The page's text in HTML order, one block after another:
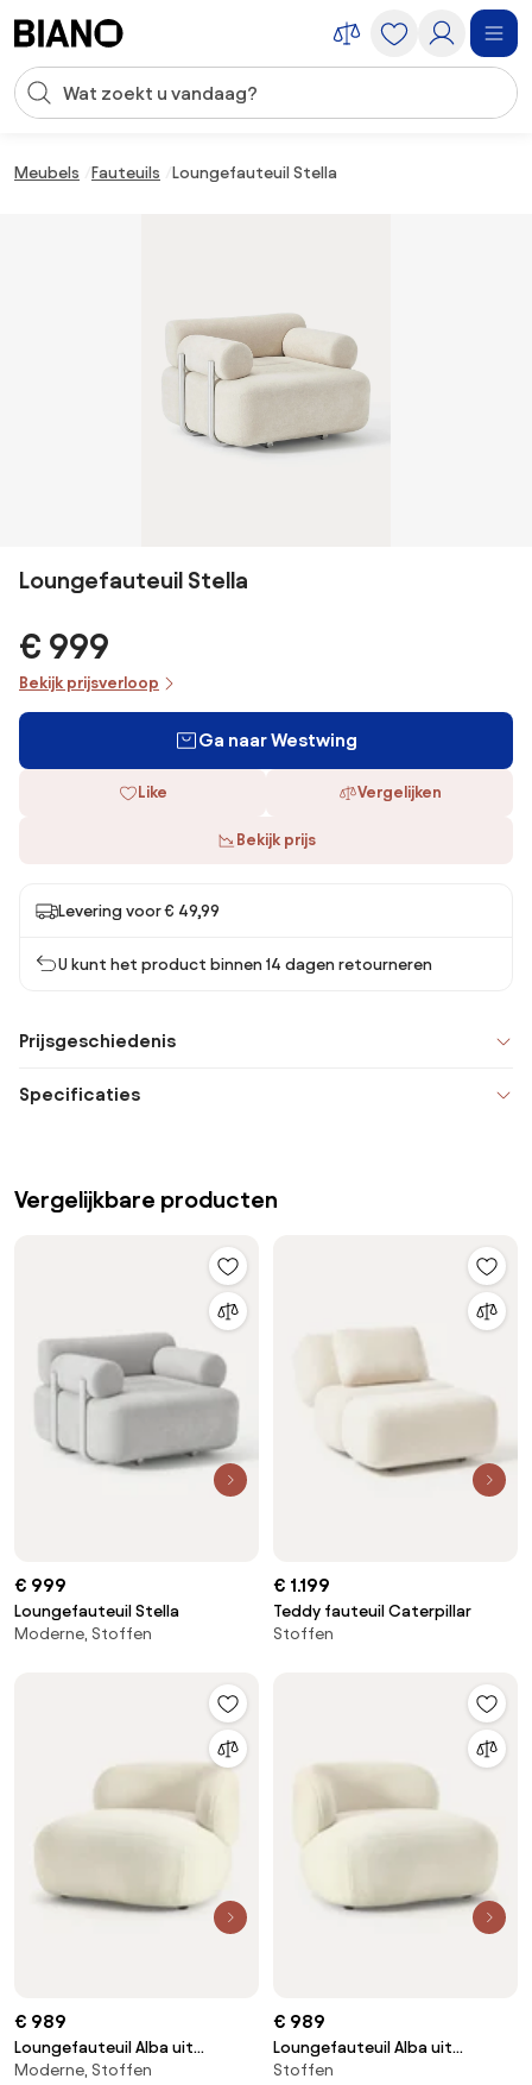
Zoekopdracht invoeren
Meubels Fauteuils Loungefauteuil Stella
Loungefauteuil Stella
€ 999
Bekijk prijsverloop
Ga naar Westwing
Like Vergelijken
Bekijk prijs
Levering voor € 49,99
U kunt het product binnen 14 dagen retourneren
Prijsgeschiedenis
Specificaties
Vergelijkbare producten
€ 999
Loungefauteuil Stella
Moderne, Stoffen
€ 1.199
Teddy fauteuil Caterpillar
Stoffen
€ 989
Loungefauteuil Alba uit
teddyvacht
Moderne, Stoffen
€ 989
Loungefauteuil Alba uit
teddyvacht
Stoffen